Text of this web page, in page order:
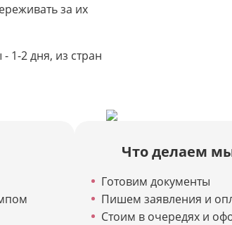
за их
1-2 дня, из стран
Что делаем
Готовим документы
Пишем заявления и
Стоим в очередях и